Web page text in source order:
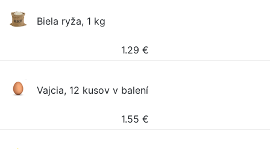
Biela ryža, 1 kg
1.29 €
Vajcia, 12 kusov v balení
1.55 €